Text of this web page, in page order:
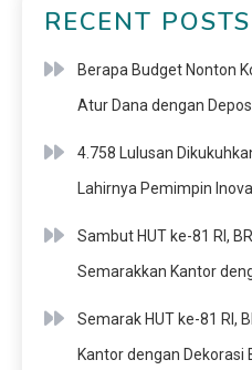
RECENT POSTS
Berapa Budget Nonton
Atur Dana dengan
4.758 Lulusan
Lahirnya Pemimpin
Sambut HUT ke-81 RI,
Semarakkan Kantor
Semarak HUT ke-81 RI,
Kantor dengan Dekorasi